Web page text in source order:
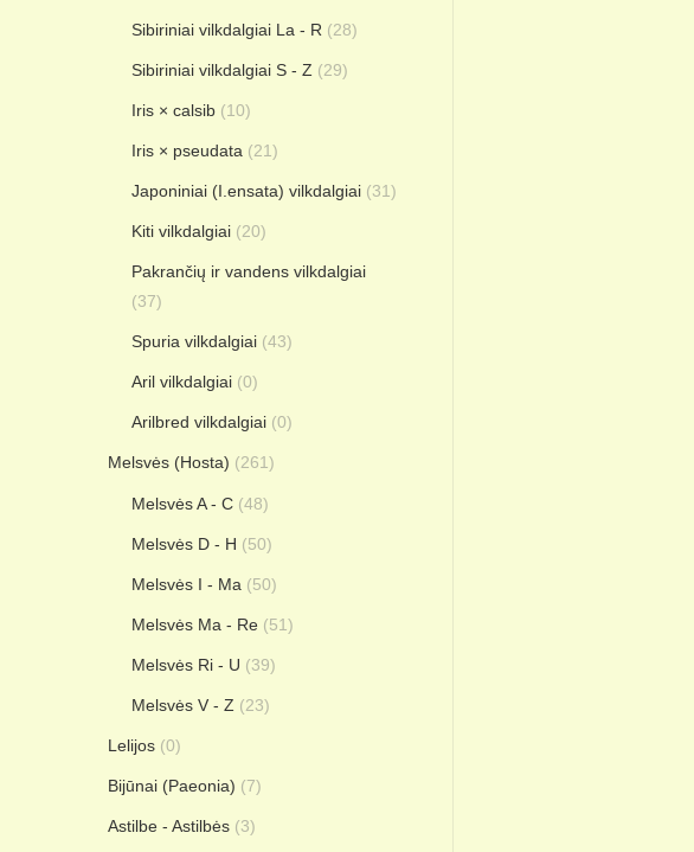
Sibiriniai vilkdalgiai La - R (28)
Sibiriniai vilkdalgiai S - Z (29)
Iris × calsib (10)
Iris × pseudata (21)
Japoniniai (I.ensata) vilkdalgiai (31)
Kiti vilkdalgiai (20)
Pakrančių ir vandens vilkdalgiai
(37)
Spuria vilkdalgiai (43)
Aril vilkdalgiai (0)
Arilbred vilkdalgiai (0)
Melsvės (Hosta) (261)
Melsvės A - C (48)
Melsvės D - H (50)
Melsvės I - Ma (50)
Melsvės Ma - Re (51)
Melsvės Ri - U (39)
Melsvės V - Z (23)
Lelijos (0)
Bijūnai (Paeonia) (7)
Astilbe - Astilbės (3)